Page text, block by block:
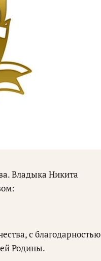
Владыка Никита
с благодарностью
Родины.